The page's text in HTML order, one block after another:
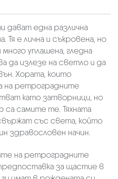
дават една различна
Тя е лична и съкровена, но
уплашена, гледна
да излезе на светло и да
Хората, които
на ретроградните
като затворници, но
са самите те. Тяхната
със света, който
здравословен начин.
на ретроградните
за щастие в